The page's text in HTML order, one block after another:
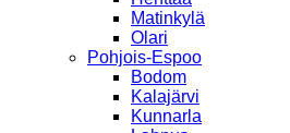
Matinkylä
Olari
Pohjois-Espoo
Bodom
Kalajärvi
Kunnarla